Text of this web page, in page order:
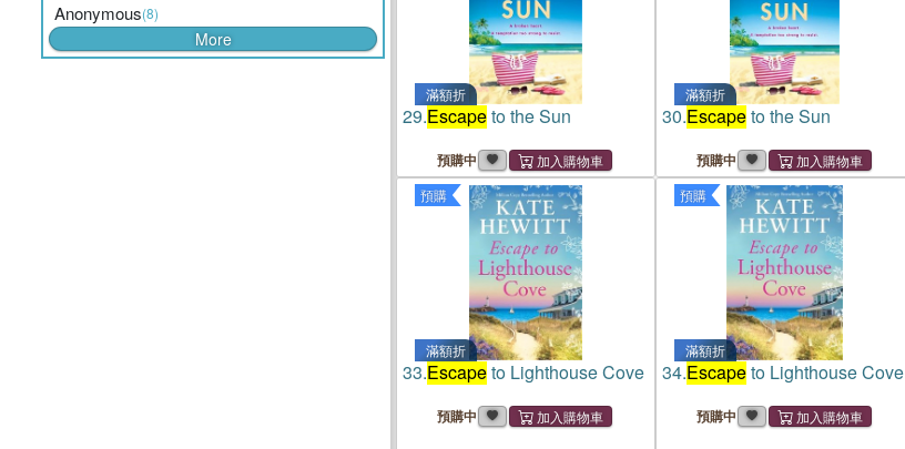
Anonymous(8)
More
滿額折
29.Escapeto the Sun
預購中
滿額折
30.Escapeto the Sun
預購中
預購
滿額折
33.Escapeto Lighthouse Cove
預購中
預購
滿額折
34.Escapeto Lighthouse Cove
預購中